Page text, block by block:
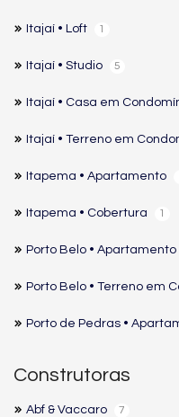
Itajaí • Loft 1
Itajaí • Studio 5
Itajaí • Casa em
Itajaí • Terreno em
Itapema • Apartamento
Itapema • Cobertura 1
Porto Belo • Apartamento
Porto Belo • Terreno em
Porto de Pedras •
Construtoras
Abf & Vaccaro 7